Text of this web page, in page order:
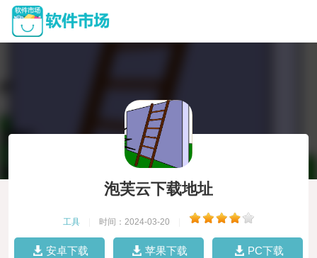
泡芙云下载地址
工具 时间：2024-03-20
安卓下载 苹果下载 PC下载